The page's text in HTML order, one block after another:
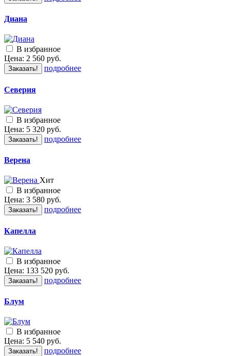
Диана
В избранное
Цена: 2 560 руб.
Заказать! подробнее
Северия
В избранное
Цена: 5 320 руб.
Заказать! подробнее
Верена
Хит
В избранное
Цена: 3 580 руб.
Заказать! подробнее
Капелла
В избранное
Цена: 133 520 руб.
Заказать! подробнее
Блум
В избранное
Цена: 5 540 руб.
Заказать! подробнее